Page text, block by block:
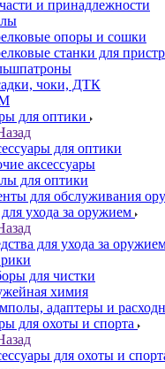
и принадлежности
опоры и сошки
станки для
чоки, ДТК
для оптики
для оптики
аксессуары
для оптики
для обслуживания
ухода за оружием
для ухода за
для чистки
химия
адаптеры и
для охоты и спорта
для охоты и